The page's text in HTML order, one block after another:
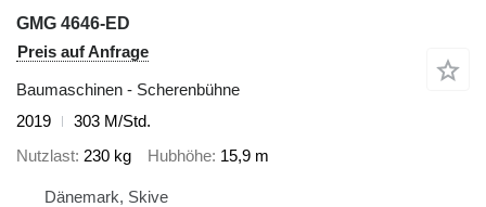
GMG 4646-ED
Preis auf Anfrage
Baumaschinen - Scherenbühne
2019
303 M/Std.
Nutzlast 230 kg Hubhöhe 15,9 m
Dänemark, Skive